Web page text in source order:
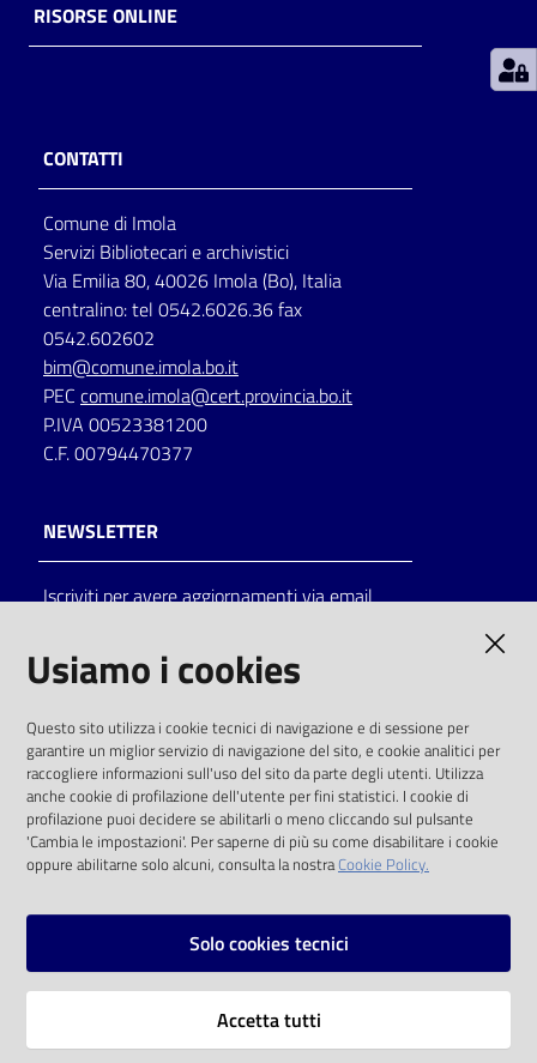
Patto
Seguici
su
Catalogo
on line
Eventi
Chiedi al
bibliotecario
Avvisi
Orari
RISORSE ONLINE
CONTATTI
Comune di Imola
Servizi Bibliotecari e archivistici
Via Emilia 80, 40026 Imola (Bo), Italia
centralino: tel 0542.6026.36 fax
0542.602602
bim@comune.imola.bo.it
PEC comune.imola@cert.provincia.bo.it
P.IVA 00523381200
C.F. 00794470377
NEWSLETTER
Iscriviti per avere aggiornamenti via email
solo alle condizioni previste dalla direttiva
comunitaria 2003/98/CE e dal d.lgs. 36/2006
SOCIAL
Instagram
Vai alla pagina
Usiamo i cookies
Questo sito utilizza i cookie tecnici di navigazione e di sessione per
garantire un miglior servizio di navigazione del sito, e cookie analitici per
raccogliere informazioni sull'uso del sito da parte degli utenti. Utilizza
anche cookie di profilazione dell'utente per fini statistici. I cookie di
profilazione puoi decidere se abilitarli o meno cliccando sul pulsante
'Cambia le impostazioni'. Per saperne di più su come disabilitare i cookie
oppure abilitarne solo alcuni, consulta la nostraCookie Policy.
Solo cookies tecnici
Accetta tutti